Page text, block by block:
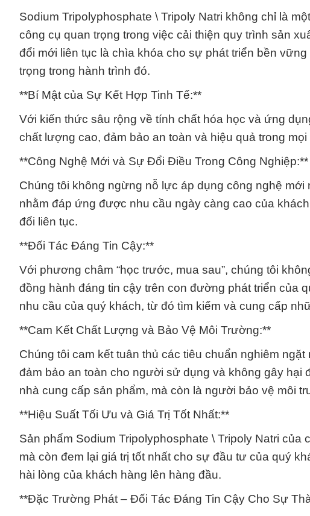
Sodium Tripolyphosphate \ Tripoly Natri không chỉ là
công cụ quan trọng trong việc cải thiện quy trình sản
đổi mới liên tục là chìa khóa cho sự phát triển bền
trọng trong hành trình đó.
**Bí Mật của Sự Kết Hợp Tinh Tế:**
Với kiến thức sâu rộng về tính chất hóa học và ứng
chất lượng cao, đảm bảo an toàn và hiệu quả trong
**Công Nghệ Mới và Sự Đổi Điều Trong Công Nghiệp:**
Chúng tôi không ngừng nỗ lực áp dụng công nghệ
nhằm đáp ứng được nhu cầu ngày càng cao của
đổi liên tục.
**Đối Tác Đáng Tin Cậy:**
Với phương châm “học trước, mua sau”, chúng tôi
đồng hành đáng tin cậy trên con đường phát triển của
nhu cầu của quý khách, từ đó tìm kiếm và cung cấp
**Cam Kết Chất Lượng và Bảo Vệ Môi Trường:**
Chúng tôi cam kết tuân thủ các tiêu chuẩn nghiêm
đảm bảo an toàn cho người sử dụng và không gây hại
nhà cung cấp sản phẩm, mà còn là người bảo vệ môi
**Hiệu Suất Tối Ưu và Giá Trị Tốt Nhất:**
Sản phẩm Sodium Tripolyphosphate \ Tripoly Natri
mà còn đem lại giá trị tốt nhất cho sự đầu tư của quý
hài lòng của khách hàng lên hàng đầu.
**Đặc Trường Phát – Đối Tác Đáng Tin Cậy Cho Sự